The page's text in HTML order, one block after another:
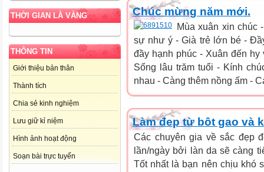
THỜI GIAN LÀ VÀNG
THÔNG TIN
Giới thiệu bản thân
Thành tích
Chia sẻ kinh nghiệm
Lưu giữ kỉ niệm
Hình ảnh hoạt động
Soạn bài trực tuyến
Chúc mừng năm mới.
Mùa xuân xin chúc
sự như ý - Già trẻ lớn bé -
đầy hạnh phúc - Xuân đến
Sống lâu trăm tuổi - Kính
nhau - Càng thêm nồng ấm -
Làm đep từ bôt gao và
Các chuyên gia về sắc đẹp
lần/ngày bởi làn da sẽ càng
Tốt nhất là bạn nên chịu khó